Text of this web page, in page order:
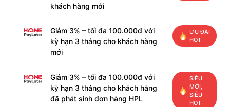
khách hàng mới
Giảm 3% – tối đa 100.000đ với
kỳ hạn 3 tháng cho khách hàng
mới
ƯU ĐÃI
HOT
Giảm 3% – tối đa 100.000đ với
kỳ hạn 3 tháng cho khách hàng
đã phát sinh đơn hàng HPL
SIÊU
MỚI,
SIÊU
HOT